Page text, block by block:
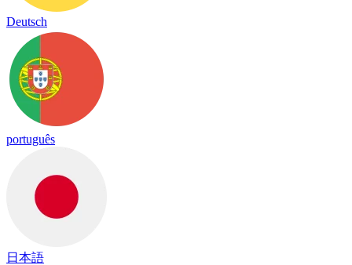
Deutsch
português
日本語